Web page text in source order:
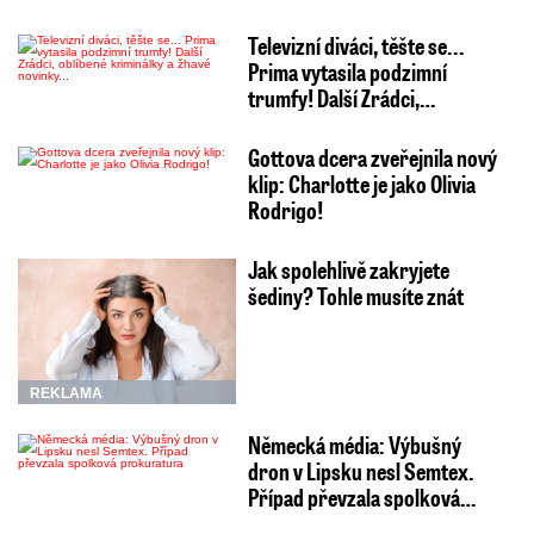
Televizní diváci, těšte se...
Prima vytasila podzimní
trumfy! Další Zrádci,…
Gottova dcera zveřejnila nový
klip: Charlotte je jako Olivia
Rodrigo!
REKLAMA
Jak spolehlivě zakryjete
šediny? Tohle musíte znát
Německá média: Výbušný
dron v Lipsku nesl Semtex.
Případ převzala spolková…